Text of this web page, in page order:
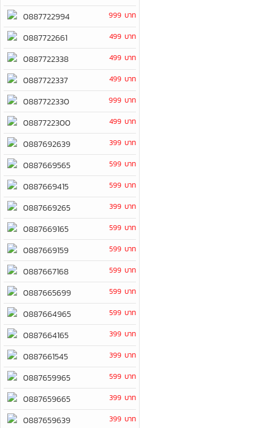
0887722994
999 บาท
0887722661 499 บาท
0887722338 499 บาท
0887722337 499 บาท
0887722330 999 บาท
0887722300 499 บาท
0887692639 399 บาท
0887669565 599 บาท
0887669415 599 บาท
0887669265 399 บาท
0887669165 599 บาท
0887669159 599 บาท
0887667168 599 บาท
0887665699 599 บาท
0887664965 599 บาท
0887664165 399 บาท
0887661545 399 บาท
0887659965 599 บาท
0887659665 399 บาท
0887659639 399 บาท